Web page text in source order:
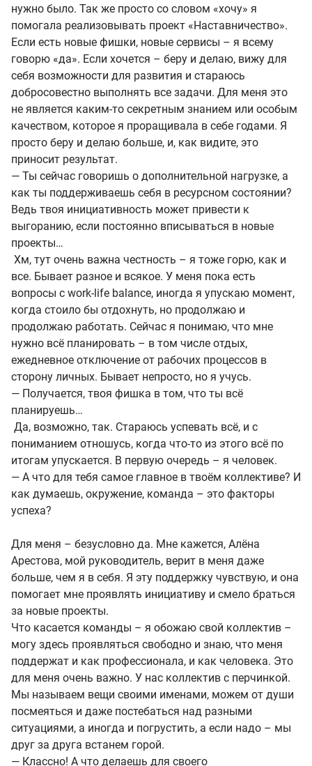
нужно было. Так же просто со словом «хочу» я
помогала реализовывать проект «Наставничество».
Если есть новые фишки, новые сервисы – я всему
говорю «да». Если хочется – беру и делаю, вижу для
себя возможности для развития и стараюсь
добросовестно выполнять все задачи. Для меня это
не является каким-то секретным знанием или особым
качеством, которое я проращивала в себе годами. Я
просто беру и делаю больше, и, как видите, это
приносит результат.
— Ты сейчас говоришь о дополнительной нагрузке, а
как ты поддерживаешь себя в ресурсном состоянии?
Ведь твоя инициативность может привести к
выгоранию, если постоянно вписываться в новые
проекты…
Хм, тут очень важна честность – я тоже горю, как и
все. Бывает разное и всякое. У меня пока есть
вопросы с work-life balance, иногда я упускаю момент,
когда стоило бы отдохнуть, но продолжаю и
продолжаю работать. Сейчас я понимаю, что мне
нужно всё планировать – в том числе отдых,
ежедневное отключение от рабочих процессов в
сторону личных. Бывает непросто, но я учусь.
— Получается, твоя фишка в том, что ты всё
планируешь…
Да, возможно, так. Стараюсь успевать всё, и с
пониманием отношусь, когда что-то из этого всё по
итогам упускается. В первую очередь – я человек.
— А что для тебя самое главное в твоём коллективе? И
как думаешь, окружение, команда – это факторы
успеха?
Для меня – безусловно да. Мне кажется, Алёна
Арестова, мой руководитель, верит в меня даже
больше, чем я в себя. Я эту поддержку чувствую, и она
помогает мне проявлять инициативу и смело браться
за новые проекты.
Что касается команды – я обожаю свой коллектив –
могу здесь проявляться свободно и знаю, что меня
поддержат и как профессионала, и как человека. Это
для меня очень важно. У нас коллектив с перчинкой.
Мы называем вещи своими именами, можем от души
посмеяться и даже постебаться над разными
ситуациями, а иногда и погрустить, а если надо – мы
друг за друга встанем горой.
— Классно! А что делаешь для своего